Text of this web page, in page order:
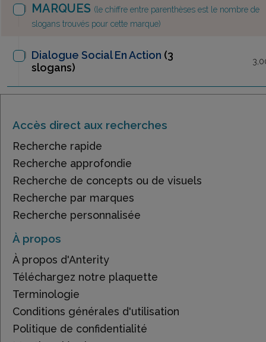
MARQUES (le chiffre entre parenthèses est le nombre de
slogans trouvés pour cette marque)
Dialogue Social En Action (3
slogans)
Accès direct aux recherches
Recherche rapide
Recherche approfondie
Recherche de concepts ou de visuels
Recherche par marques
Recherche personnalisée
À propos
À propos d'Anterity
Téléchargez notre plaquette
Terminologie
Conditions générales d'utilisation
Politique de confidentialité